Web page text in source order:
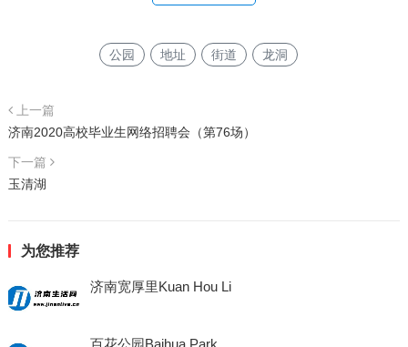
公园 地址 街道 龙洞
上一篇
济南2020高校毕业生网络招聘会（第76场）
下一篇
玉清湖
为您推荐
济南宽厚里Kuan Hou Li
百花公园Baihua Park